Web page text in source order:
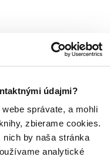
údajmi?
správate, a mohli
zbierame cookies.
nich by naša stránka
analytické